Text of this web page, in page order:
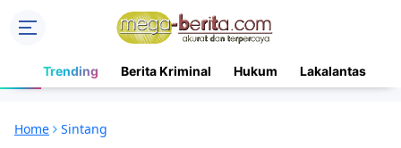
Trending Berita Kriminal Hukum Lakalantas
Home Sintang